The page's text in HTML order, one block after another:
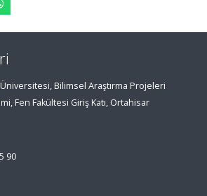
Bilimsel Araştırma Projeleri
Fen Fakültesi Giriş Katı, Ortahisar
90